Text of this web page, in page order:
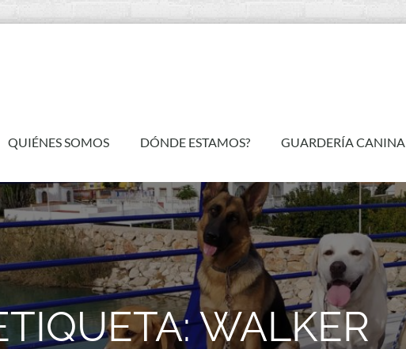
QUIÉNES SOMOS DÓNDE ESTAMOS? GUARDERÍA CANINA
WALKER